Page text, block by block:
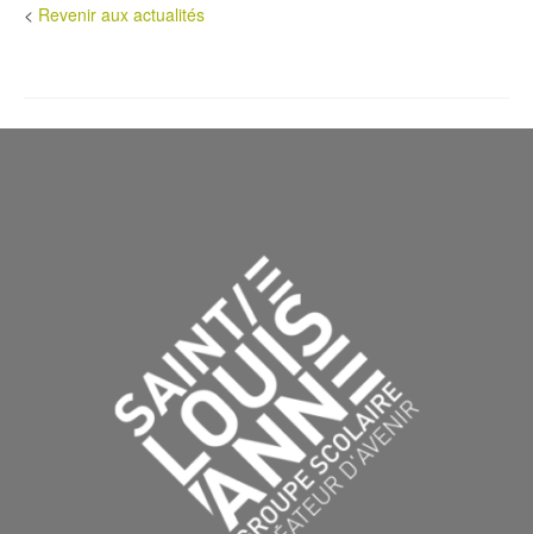
< Revenir aux actualités